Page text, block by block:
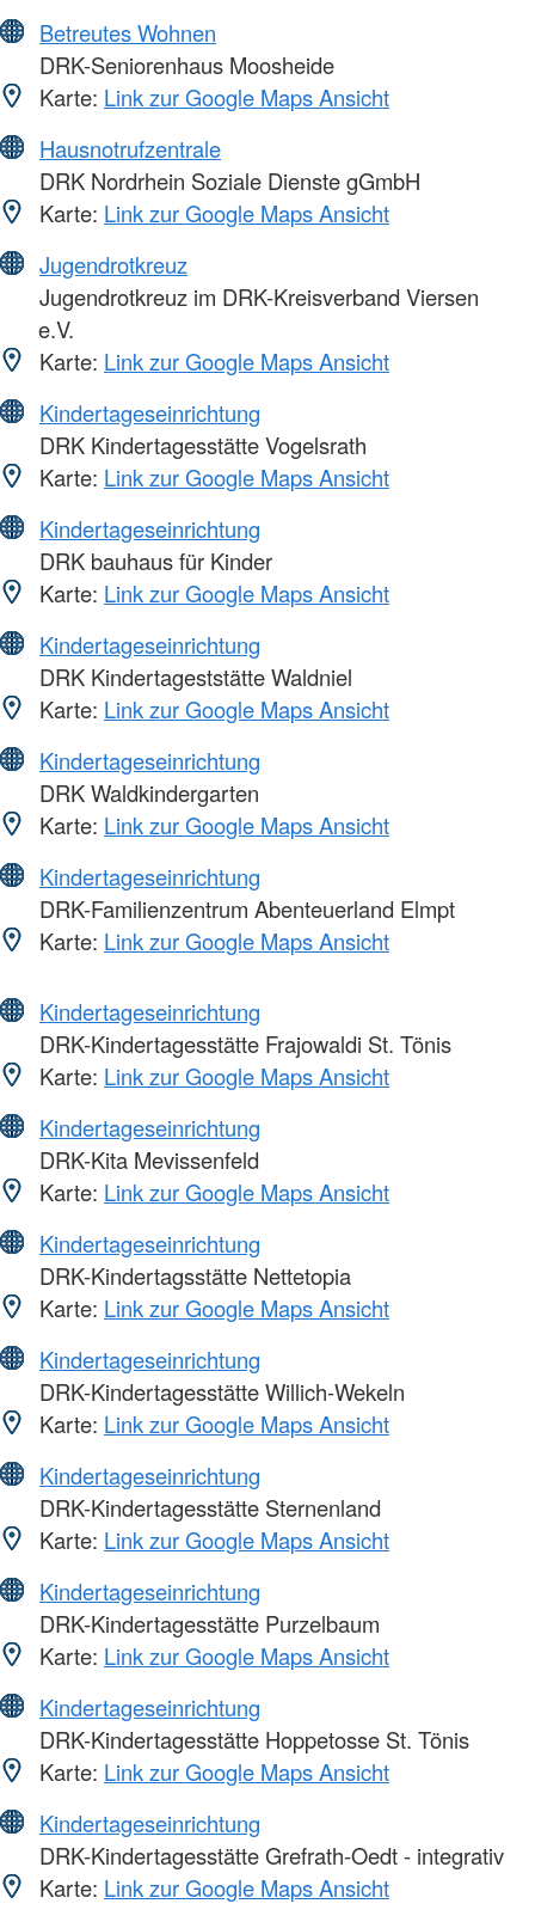
Betreutes Wohnen
DRK-Seniorenhaus Moosheide
Karte: Link zur Google Maps Ansicht
Hausnotrufzentrale
DRK Nordrhein Soziale Dienste gGmbH
Karte: Link zur Google Maps Ansicht
Jugendrotkreuz
Jugendrotkreuz im DRK-Kreisverband Viersen
e.V.
Karte: Link zur Google Maps Ansicht
Kindertageseinrichtung
DRK Kindertagesstätte Vogelsrath
Karte: Link zur Google Maps Ansicht
Kindertageseinrichtung
DRK bauhaus für Kinder
Karte: Link zur Google Maps Ansicht
Kindertageseinrichtung
DRK Kindertageststätte Waldniel
Karte: Link zur Google Maps Ansicht
Kindertageseinrichtung
DRK Waldkindergarten
Karte: Link zur Google Maps Ansicht
Kindertageseinrichtung
DRK-Familienzentrum Abenteuerland Elmpt
Karte: Link zur Google Maps Ansicht
Kindertageseinrichtung
DRK-Kindertagesstätte Frajowaldi St. Tönis
Karte: Link zur Google Maps Ansicht
Kindertageseinrichtung
DRK-Kita Mevissenfeld
Karte: Link zur Google Maps Ansicht
Kindertageseinrichtung
DRK-Kindertagsstätte Nettetopia
Karte: Link zur Google Maps Ansicht
Kindertageseinrichtung
DRK-Kindertagesstätte Willich-Wekeln
Karte: Link zur Google Maps Ansicht
Kindertageseinrichtung
DRK-Kindertagesstätte Sternenland
Karte: Link zur Google Maps Ansicht
Kindertageseinrichtung
DRK-Kindertagesstätte Purzelbaum
Karte: Link zur Google Maps Ansicht
Kindertageseinrichtung
DRK-Kindertagesstätte Hoppetosse St. Tönis
Karte: Link zur Google Maps Ansicht
Kindertageseinrichtung
DRK-Kindertagesstätte Grefrath-Oedt - integrativ
Karte: Link zur Google Maps Ansicht